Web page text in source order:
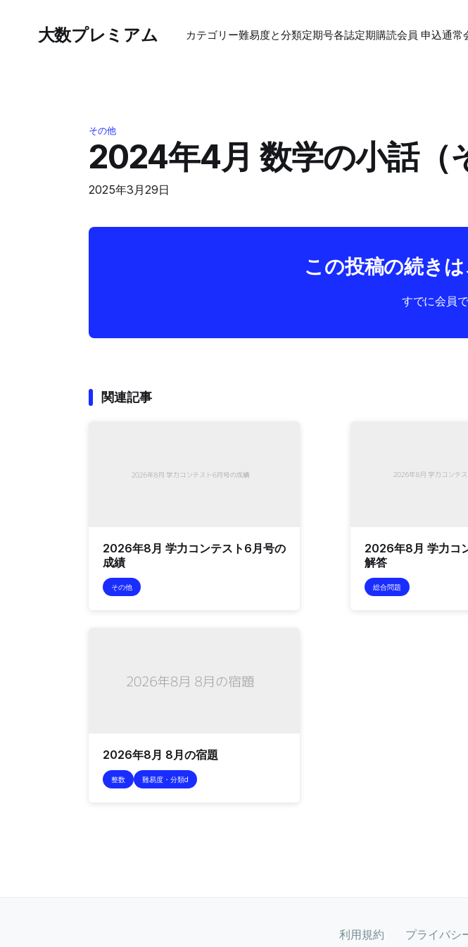
大数プレミアム カテゴリー難易度と分類定期号各誌定期購読会員 申込通常
その他
2024年4月 数学の小話（
2025年3月29日
この投稿の続き
すでに会員
関連記事
2026年8月 学力コンテスト6月号の
成績
その他
2026年8月 学力コ
解答
総合問題
2026年8月 8月の宿題
整数 難易度・分類d
利用規約 プライバシ